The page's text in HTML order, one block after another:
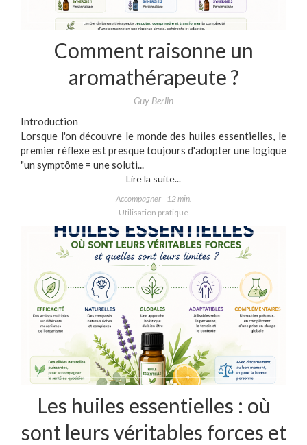
Comment raisonne un
aromathérapeute ?
Guy Berlin
Introduction
Lorsque l'on découvre le monde des huiles essentielles, le
premier réflexe est presque toujours d'adopter une logique
"un symptôme = une soluti...
Lire la suite...
Accompagner
12 min.
Utilisation pratique
Les huiles essentielles : où
sont leurs véritables forces et